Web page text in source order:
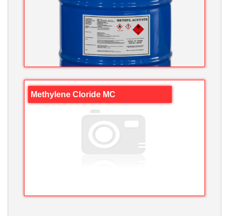
Methylene Cloride MC